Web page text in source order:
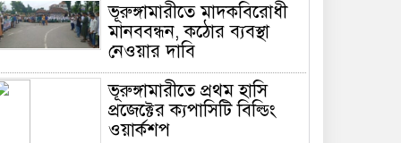
ভূরুঙ্গামারীতে মাদকবিরোধী
মানববন্ধন, কঠোর ব্যবস্থা
নেওয়ার দাবি
ভূরুঙ্গামারীতে প্রথম হাসি
প্রজেক্টের ক্যপাসিটি বিল্ডিং
ওয়ার্কশপ